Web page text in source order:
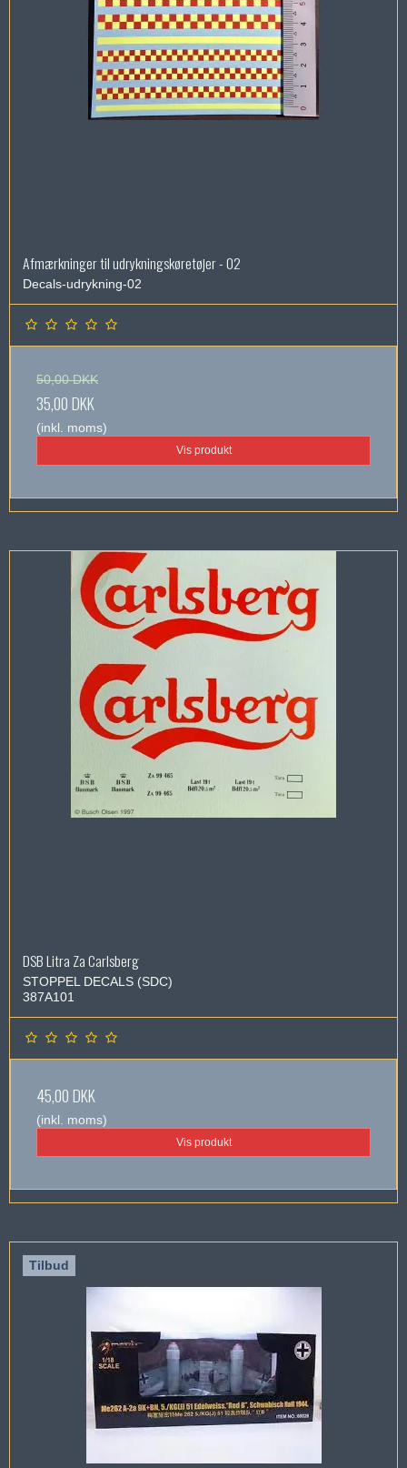
Afmærkninger til udrykningskøretøjer - 02
Decals-udrykning-02
50,00 DKK
35,00 DKK
(inkl. moms)
Vis produkt
DSB Litra Za Carlsberg
STOPPEL DECALS (SDC)
387A101
45,00 DKK
(inkl. moms)
Vis produkt
Tilbud